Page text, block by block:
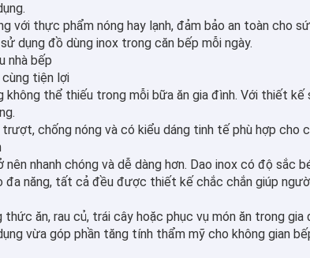
với thực phẩm nóng hay lạnh, đảm bảo an toàn cho
dụng đồ dùng inox trong căn bếp mỗi ngày.
nhà bếp
tiện lợi
thể thiếu trong mỗi bữa ăn gia đình. Với thiết kế
chống nóng và có kiểu dáng tinh tế phù hợp cho
nhanh chóng và dễ dàng hơn. Dao inox có độ sắc
năng, tất cả đều được thiết kế chắc chắn giúp
ăn, rau củ, trái cây hoặc phục vụ món ăn trong
vừa góp phần tăng tính thẩm mỹ cho không gian